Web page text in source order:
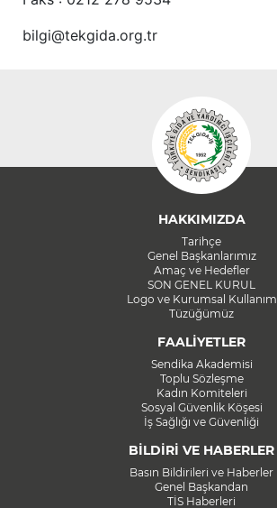
bilgi@tekgida.org.tr
HAKKIMIZDA
Tarihçe
Genel Başkanlarımız
Amaç ve Hedefler
SON GENEL KURUL
Logo ve Kurumsal Kullanım
Tüzüğümüz
FAALİYETLER
Sendika Akademisi
Toplu Sözleşme
Kadın Komiteleri
Sosyal Güvenlik Köşesi
İş Sağlığı ve Güvenliği
BİLDİRİ VE HABERLER
Basın Bildirileri ve Haberler
Genel Başkandan
TİS Haberleri